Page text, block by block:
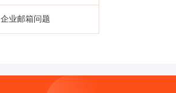
企业邮箱问题